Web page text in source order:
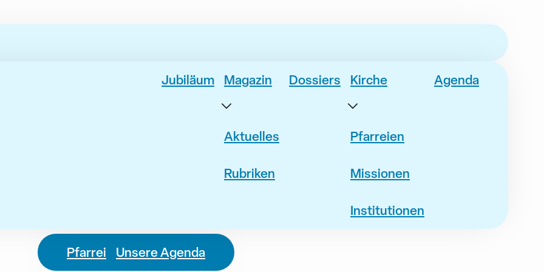
Jubiläum Magazin
Aktuelles
Rubriken
Dossiers Kirche
Pfarreien
Missionen
Institutionen
Agenda
Pfarrei Unsere Agenda